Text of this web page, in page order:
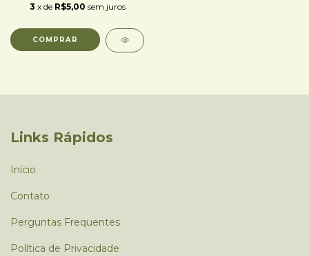
3 x de R$5,00 sem juros
Links Rápidos
Início
Contato
Perguntas Frequentes
Política de Privacidade